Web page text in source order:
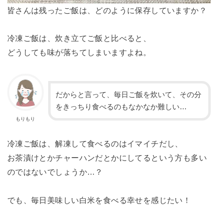
皆さんは残ったご飯は、どのように保存していますか？
冷凍ご飯は、炊き立てご飯と比べると、
どうしても味が落ちてしまいますよね。
もりもり
だからと言って、毎日ご飯を炊いて、その分
をきっちり食べるのもなかなか難しい…
冷凍ご飯は、解凍して食べるのはイマイチだし、
お茶漬けとかチャーハンだとかにしてるという方も多い
のではないでしょうか…？
でも、毎日美味しい白米を食べる幸せを感じたい！